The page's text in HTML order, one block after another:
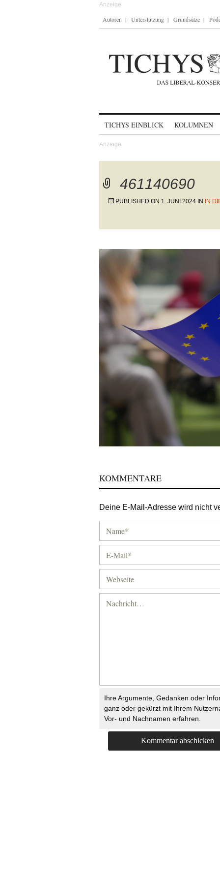
Autoren Unterstützung Grundsätze
TICHYS EINBLICK KOLUMNEN
461140690
PUBLISHED ON 1. JUNI 2024 IN IN
KOMMENTARE
Deine E-Mail-Adresse wird nicht
Ihre Argumente, Gedanken oder
ganz oder gekürzt mit Ihrem
Vor- und Nachnamen erfahren.